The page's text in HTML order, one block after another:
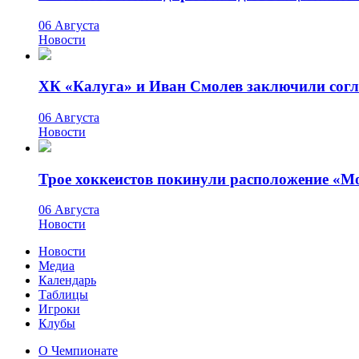
06 Августа
Новости
ХК «Калуга» и Иван Смолев заключили
06 Августа
Новости
Трое хоккеистов покинули расположение
06 Августа
Новости
Новости
Медиа
Календарь
Таблицы
Игроки
Клубы
О Чемпионате